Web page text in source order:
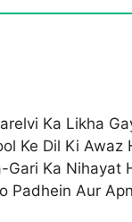
Ka Likha
Ke Dil Ki Awaz
Gari Ka Nihayat
Padhein Aur